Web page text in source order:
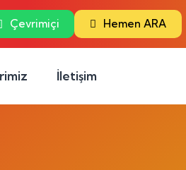
Çevrimiçi Hemen ARA
İletişim